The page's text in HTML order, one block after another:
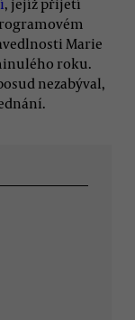
Marie
roku.
nezabýval,